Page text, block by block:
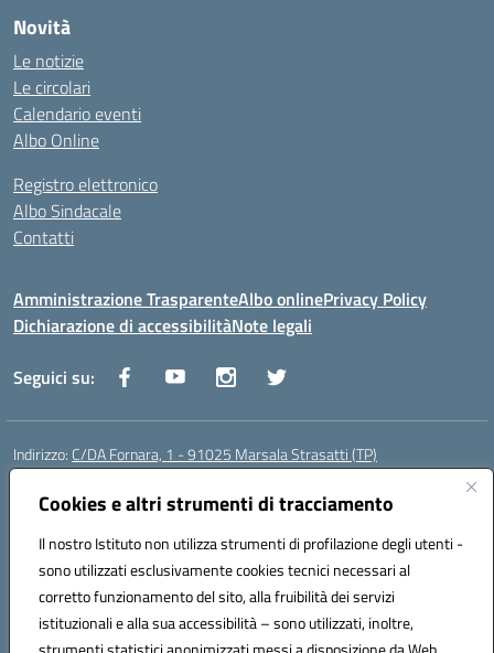
Cookies e altri strumenti di tracciamento
Il nostro Istituto non utilizza strumenti di profilazione degli utenti -
sono utilizzati esclusivamente cookies tecnici necessari al
corretto funzionamento del sito, alla fruibilità dei servizi
istituzionali e alla sua accessibilità – sono utilizzati, inoltre,
Novità
Le notizie
Le circolari
Calendario eventi
Albo Online
Registro elettronico
Albo Sindacale
Contatti
Amministrazione TrasparenteAlbo onlinePrivacy Policy
Dichiarazione di accessibilitàNote legali
Seguici su:
Indirizzo: C/DA Fornara, 1 - 91025 Marsala Strasatti (TP)
Centralino:
Posta elettronica certificata (PEC):tpic81600v@pec.istruzione.it
Codice fiscale: 82006360810
Codice meccanografico:TPIC81600V
Codice Indice delle Pubbliche Amministrazioni (IPA): istsc_tpic81600v
Codice unico di fatturazione (CUF): UFODYY